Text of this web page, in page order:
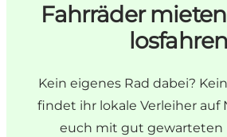
Fahrräder
losfahren
Kein eigenes Rad dabei?
findet ihr lokale Verleiher auf
euch mit gut gewarteten